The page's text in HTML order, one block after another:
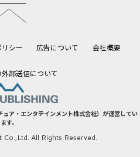
シー 広告について 会社概要
部送信について
ア・エンタテインメント株式会社）が運営してい
ます。
All Rights Reserved.